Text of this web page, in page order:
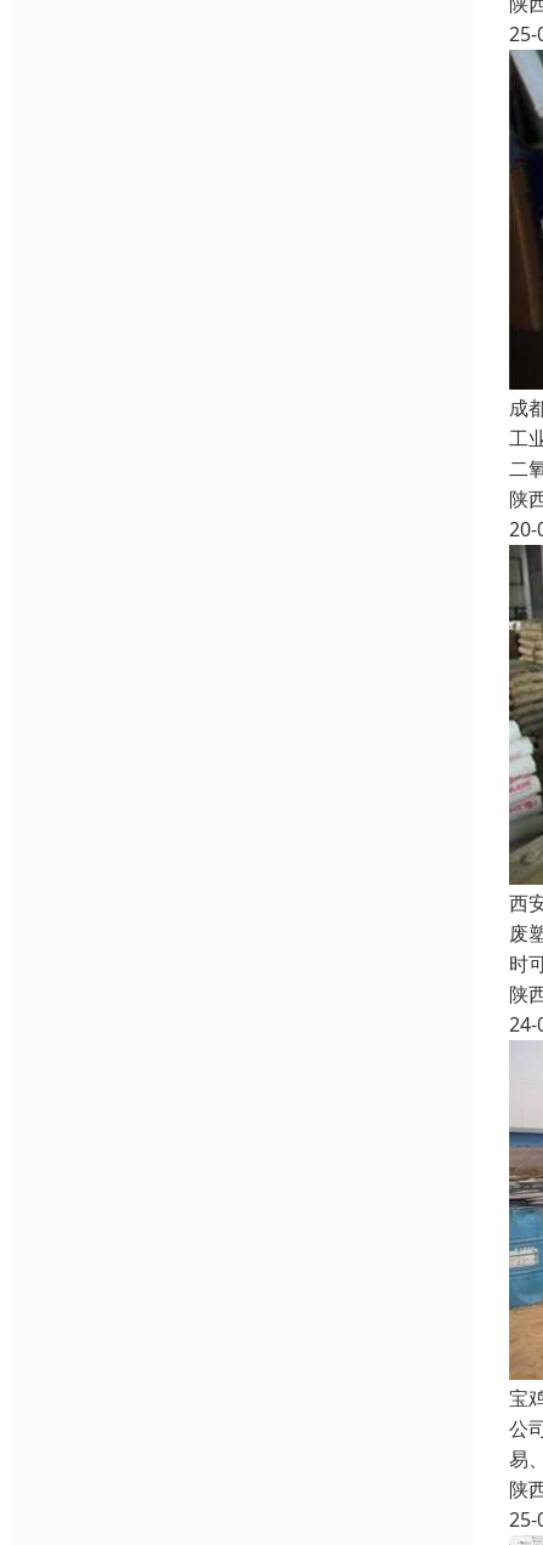
25-
成
工
二
陕
20-
西
废
时
陕
24-
宝
公
易
陕
25-